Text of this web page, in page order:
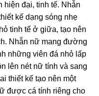
hiện đại, tinh tế. Nhẫn
kế dạng sóng nhẹ
tinh tế ở giữa, tạo nên
Nhẫn nữ mang đường
những viên đá nhỏ lấp
lên nét nữ tính và sang
thiết kế tạo nên một
được cá tính riêng cho